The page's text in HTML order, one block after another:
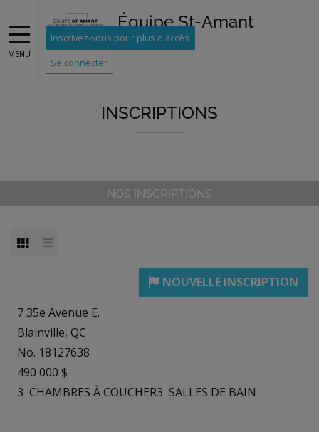
MENU
Équipe St-Amant
Inscrivez-vous pour plus d'accès
Se connecter
INSCRIPTIONS
NOS INSCRIPTIONS
7 35e Avenue E.
Blainville, QC
No. 18127638
490 000 $
3 CHAMBRES À COUCHER3 SALLES DE BAIN